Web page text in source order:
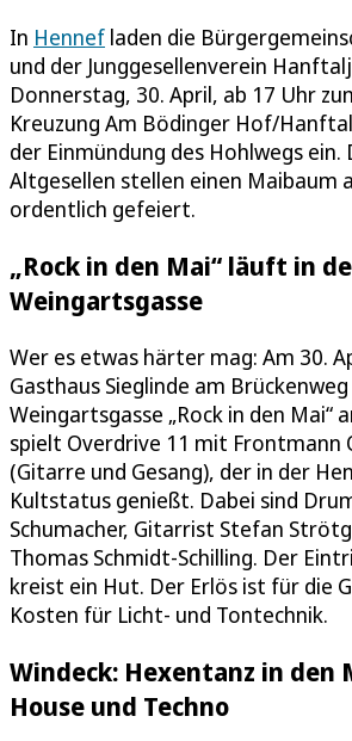
In Hennef laden die
und der Junggesellenverein
Donnerstag, 30. April, ab 17 Uhr
Kreuzung Am Bödinger Hof/
der Einmündung des Hohlwegs ein.
Altgesellen stellen einen Maibaum
ordentlich gefeiert.
„Rock in den Mai“ läuft in
Weingartsgasse
Wer es etwas härter mag: Am 30.
Gasthaus Sieglinde am
Weingartsgasse „Rock in den Mai“
spielt Overdrive 11 mit Frontmann
(Gitarre und Gesang), der in der
Kultstatus genießt. Dabei sind
Schumacher, Gitarrist Stefan
Thomas Schmidt-Schilling. Der
kreist ein Hut. Der Erlös ist für die
Kosten für Licht- und Tontechnik.
Windeck: Hexentanz in den
House und Techno